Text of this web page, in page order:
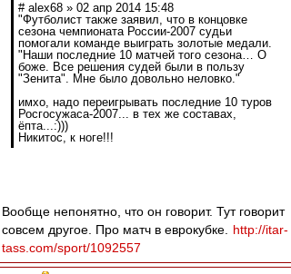
# alex68 » 02 апр 2014 15:48
"Футболист также заявил, что в концовке
сезона чемпионата России-2007 судьи
помогали команде выиграть золотые медали.
"Наши последние 10 матчей того сезона… О
боже. Все решения судей были в пользу
"Зенита". Мне было довольно неловко."
имхо, надо переигрывать последние 10 туров
Росгосужаса-2007... в тех же составах,
ёпта...:)))
Никитос, к ноге!!!
Вообще непонятно, что он говорит. Тут говорит
совсем другое. Про матч в еврокубке.
http://itar-
tass.com/sport/1092557